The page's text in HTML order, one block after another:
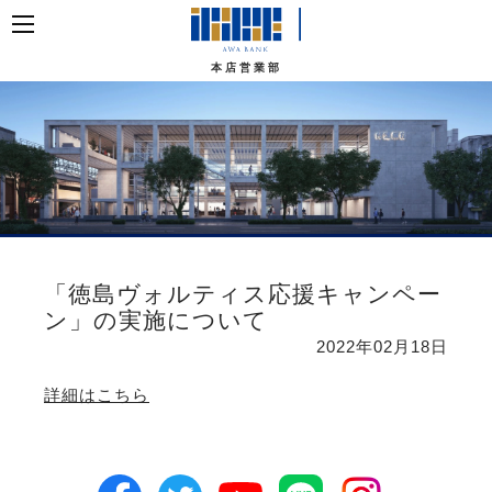
本店営業部
「徳島ヴォルティス応援キャンペー
ン」の実施について
2022年02月18日
詳細はこちら